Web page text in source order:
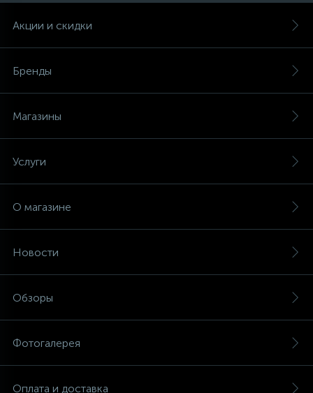
Акции и скидки
Бренды
Магазины
Услуги
О магазине
Новости
Обзоры
Фотогалерея
Оплата и доставка